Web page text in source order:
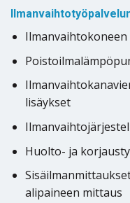
lisäykset
Huolto- ja
alipaineen mittaus